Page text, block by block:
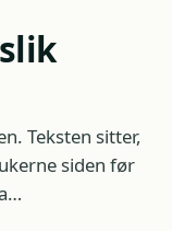
Teksten sitter,
siden før